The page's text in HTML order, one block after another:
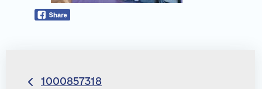
Навігація
1000857318